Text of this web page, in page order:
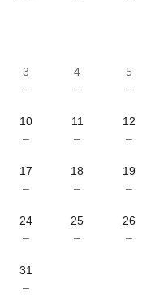
3
–
4
–
5
–
10
–
11
–
12
–
17
–
18
–
19
–
24
–
25
–
26
–
31
–